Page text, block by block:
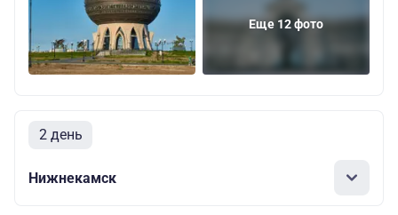
Еще 12 фото
2 день
Нижнекамск